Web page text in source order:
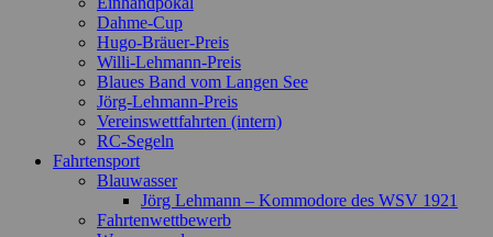
Dahme-Cup
Hugo-Bräuer-Preis
Willi-Lehmann-Preis
Blaues Band vom Langen See
Jörg-Lehmann-Preis
Vereinswettfahrten (intern)
RC-Segeln
Fahrtensport
Blauwasser
Jörg Lehmann – Kommodore des WSV 1921
Fahrtenwettbewerb